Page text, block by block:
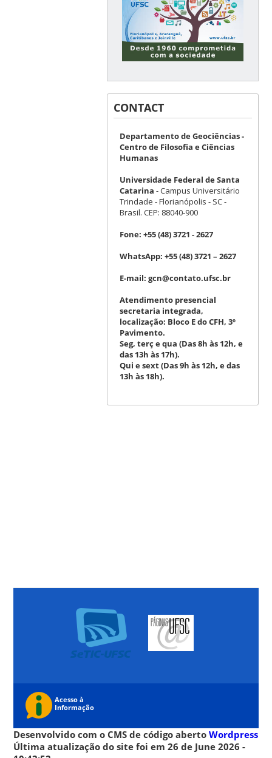
CONTACT
Departamento de Geociências -
Centro de Filosofia e Ciências
Humanas
Universidade Federal de Santa
Catarina - Campus Universitário
Trindade - Florianópolis - SC -
Brasil. CEP: 88040-900
Fone: +55 (48) 3721 - 2627
WhatsApp: +55 (48) 3721 – 2627
E-mail: gcn@contato.ufsc.br
Atendimento presencial
secretaria integrada,
localização: Bloco E do CFH, 3º
Pavimento.
Seg, terç e qua (Das 8h às 12h, e
das 13h às 17h).
Qui e sext (Das 9h às 12h, e das
13h às 18h).
Desenvolvido com o CMS de código abertoWordpress
Última atualização do site foi em 26 de June 2026 -